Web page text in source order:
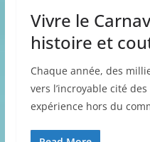
Vivre le
histoire et
Chaque année, des
vers l’incroyable cité
expérience hors du